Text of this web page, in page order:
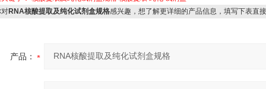
RNA核酸提取及纯化试剂盒规格感兴趣，想了解更详细的产品信息，填写下表直
产品：